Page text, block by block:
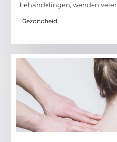
behandelingen, wenden
Gezondheid